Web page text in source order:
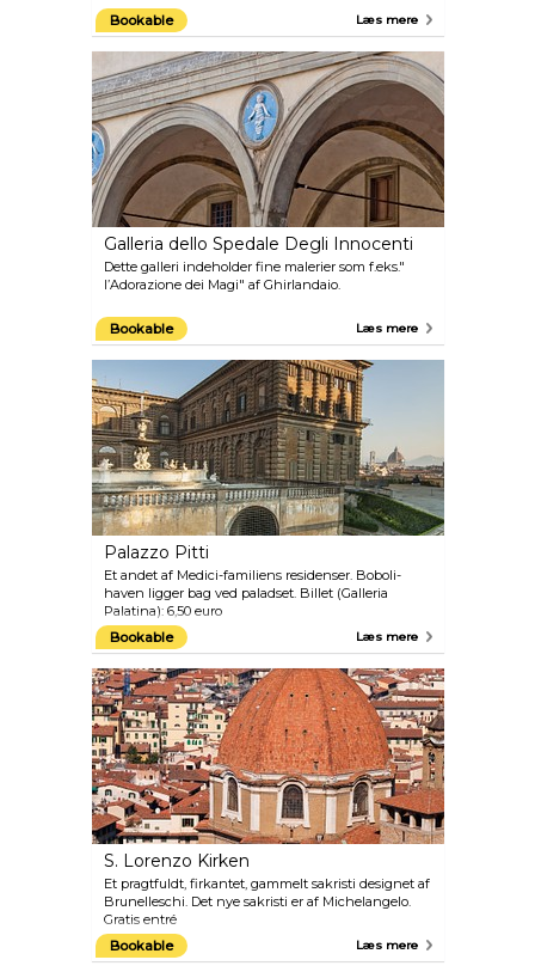
Bookable Læs mere
Galleria dello Spedale Degli Innocenti
Dette galleri indeholder fine malerier som f.eks."
l’Adorazione dei Magi" af Ghirlandaio.
Bookable Læs mere
Palazzo Pitti
Et andet af Medici-familiens residenser. Boboli-
haven ligger bag ved paladset. Billet (Galleria
Palatina): 6,50 euro
Bookable
Læs mere
S. Lorenzo Kirken
Et pragtfuldt, firkantet, gammelt sakristi designet af
Brunelleschi. Det nye sakristi er af Michelangelo.
Gratis entré
Bookable
Læs mere